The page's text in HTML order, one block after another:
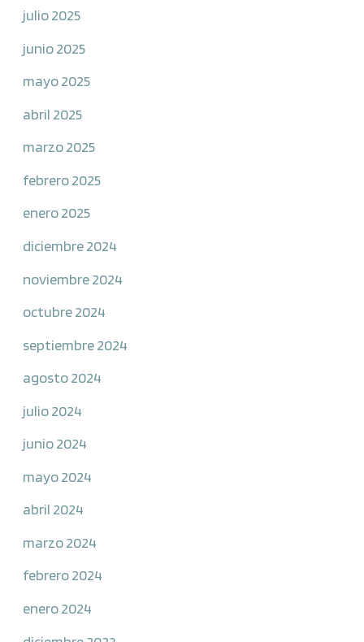
julio 2025
junio 2025
mayo 2025
abril 2025
marzo 2025
febrero 2025
enero 2025
diciembre 2024
noviembre 2024
octubre 2024
septiembre 2024
agosto 2024
julio 2024
junio 2024
mayo 2024
abril 2024
marzo 2024
febrero 2024
enero 2024